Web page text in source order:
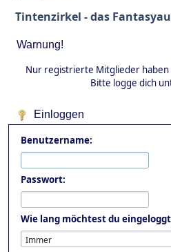
Tintenzirkel - das
Warnung!
Nur registrierte Mitglieder haben
Bitte logge dich
Einloggen
Benutzername:
Passwort:
Wie lang möchtest du